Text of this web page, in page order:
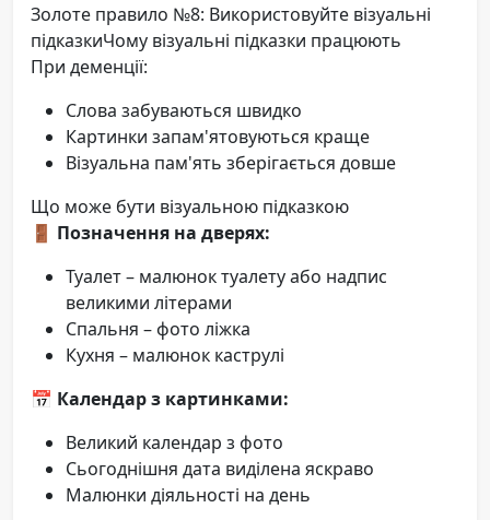
Золоте правило №8: Використовуйте візуальні
підказкиЧому візуальні підказки працюють
При деменції:
Слова забуваються швидко
Картинки запам'ятовуються краще
Візуальна пам'ять зберігається довше
Що може бути візуальною підказкою
🚪 Позначення на дверях:
Туалет – малюнок туалету або надпис
великими літерами
Спальня – фото ліжка
Кухня – малюнок каструлі
📅 Календар з картинками:
Великий календар з фото
Сьогоднішня дата виділена яскраво
Малюнки діяльності на день